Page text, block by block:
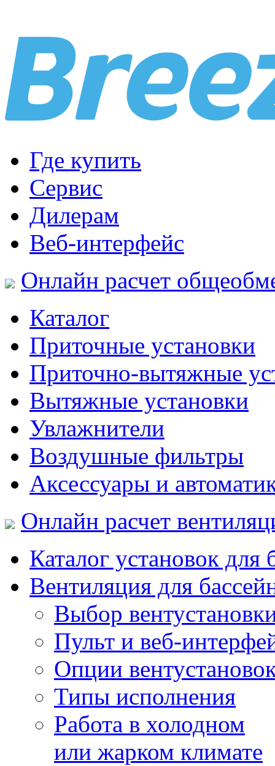
Где купить
Сервис
Дилерам
Веб-интерфейс
Онлайн расчет
Каталог
Приточные установки
Приточно-вытяжные
Вытяжные установки
Увлажнители
Воздушные фильтры
Аксессуары и
Онлайн расчет
Каталог установок для
Вентиляция для
Выбор
Пульт и веб-
Опции
Типы исполнения
Работа в холодном
или жарком климате